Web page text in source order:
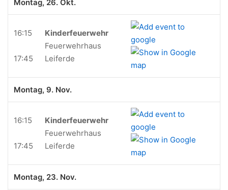
Montag, 26. Okt.
16:15
17:45
Kinderfeuerwehr
Feuerwehrhaus
Leiferde
Montag, 9. Nov.
16:15
17:45
Kinderfeuerwehr
Feuerwehrhaus
Leiferde
Montag, 23. Nov.